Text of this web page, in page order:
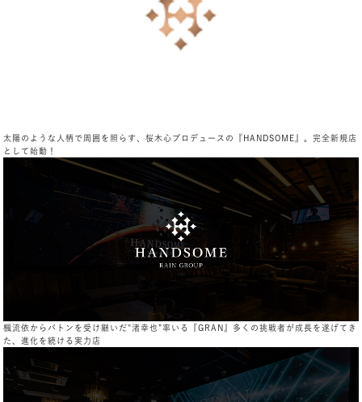
太陽のような人柄で周囲を照らす、桜木心プロデュースの『HANDSOME』。完全新規店
として始動！
楓流依からバトンを受け継いだ"渚幸也”率いる『GRAN』多くの挑戦者が成長を遂げてき
た、進化を続ける実力店